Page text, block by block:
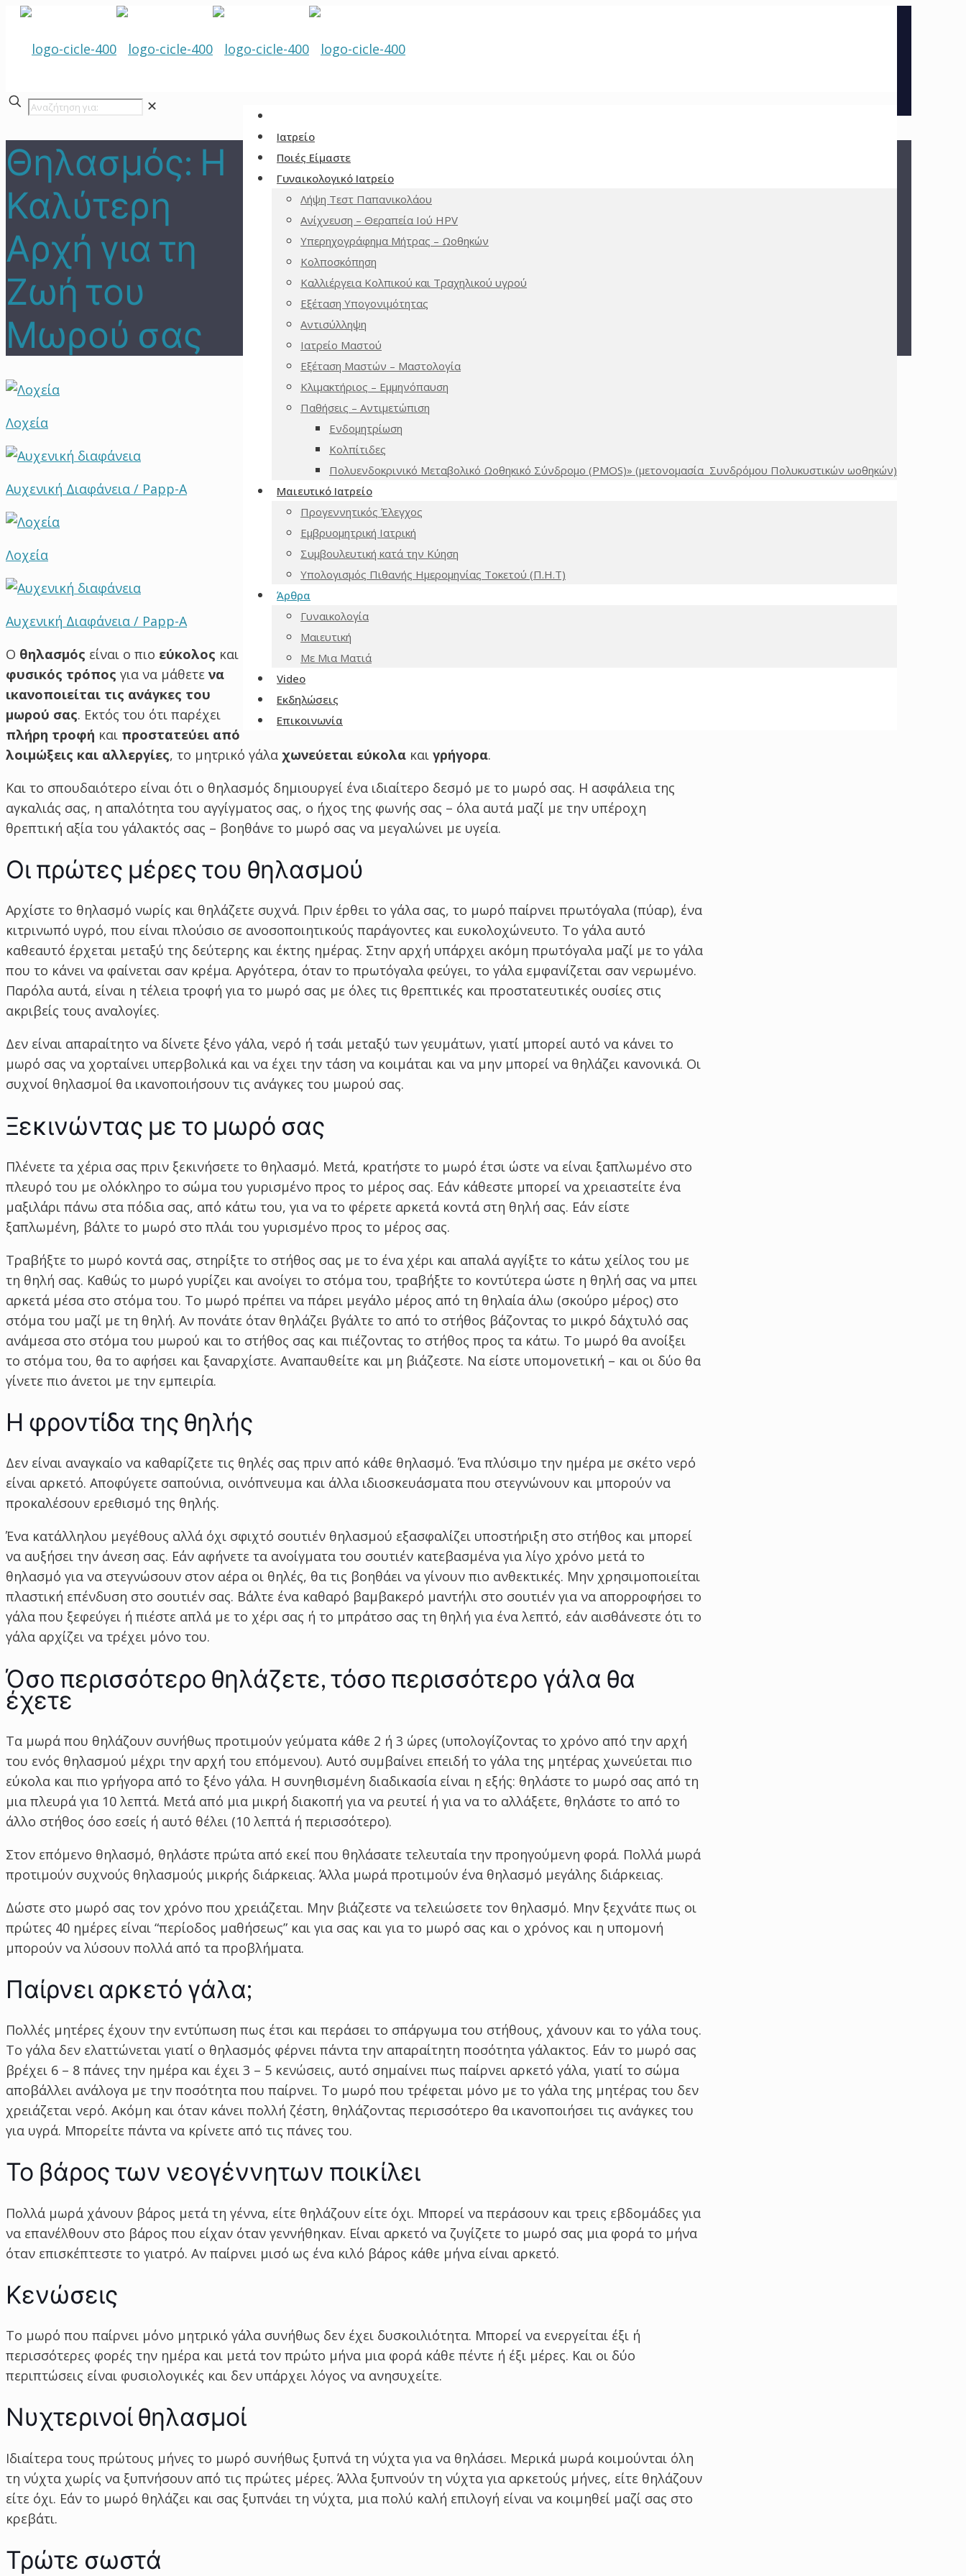
Ιατρείο
Ποιές Είμαστε
Γυναικολογικό Ιατρείο
Λήψη Τεστ Παπανικολάου
Ανίχνευση – Θεραπεία Ιού HPV
Υπερηχογράφημα Μήτρας – Ωοθηκών
Κολποσκόπηση
Καλλιέργεια Κολπικού και Τραχηλικού υγρού
Εξέταση Υπογονιμότητας
Αντισύλληψη
Ιατρείο Μαστού
Εξέταση Μαστών – Μαστολογία
Κλιμακτήριος – Εμμηνόπαυση
Παθήσεις – Αντιμετώπιση
Ενδομητρίωση
Κολπίτιδες
Πολυενδοκρινικό Μεταβολικό Ωοθηκικό Σύνδρομο (PMOS)» (μετονομασία Συνδρόμου Πολυκυστικών ωοθηκών)
Μαιευτικό Ιατρείο
Προγεννητικός Έλεγχος
Εμβρυομητρική Ιατρική
Συμβουλευτική κατά την Κύηση
Υπολογισμός Πιθανής Ημερομηνίας Τοκετού (Π.Η.Τ)
Άρθρα
Γυναικολογία
Μαιευτική
Με Μια Ματιά
Video
Εκδηλώσεις
Επικοινωνία
✕
Θηλασμός: Η
Καλύτερη
Αρχή για τη
Ζωή του
Μωρού σας
Λοχεία
Αυχενική Διαφάνεια / Papp-A
Λοχεία
Αυχενική Διαφάνεια / Papp-A
Ο θηλασμός είναι ο πιο εύκολος και
φυσικός τρόπος για να μάθετε να
ικανοποιείται τις ανάγκες του
μωρού σας. Εκτός του ότι παρέχει
πλήρη τροφή και προστατεύει από
λοιμώξεις και αλλεργίες, το μητρικό γάλα χωνεύεται εύκολα και γρήγορα.
Και το σπουδαιότερο είναι ότι ο θηλασμός δημιουργεί ένα ιδιαίτερο δεσμό με το μωρό σας. Η ασφάλεια της
αγκαλιάς σας, η απαλότητα του αγγίγματος σας, ο ήχος της φωνής σας – όλα αυτά μαζί με την υπέροχη
θρεπτική αξία του γάλακτός σας – βοηθάνε το μωρό σας να μεγαλώνει με υγεία.
Οι πρώτες μέρες του θηλασμού
Αρχίστε το θηλασμό νωρίς και θηλάζετε συχνά. Πριν έρθει το γάλα σας, το μωρό παίρνει πρωτόγαλα (πύαρ), ένα
κιτρινωπό υγρό, που είναι πλούσιο σε ανοσοποιητικούς παράγοντες και ευκολοχώνευτο. Το γάλα αυτό
καθεαυτό έρχεται μεταξύ της δεύτερης και έκτης ημέρας. Στην αρχή υπάρχει ακόμη πρωτόγαλα μαζί με το γάλα
που το κάνει να φαίνεται σαν κρέμα. Αργότερα, όταν το πρωτόγαλα φεύγει, το γάλα εμφανίζεται σαν νερωμένο.
Παρόλα αυτά, είναι η τέλεια τροφή για το μωρό σας με όλες τις θρεπτικές και προστατευτικές ουσίες στις
ακριβείς τους αναλογίες.
Δεν είναι απαραίτητο να δίνετε ξένο γάλα, νερό ή τσάι μεταξύ των γευμάτων, γιατί μπορεί αυτό να κάνει το
μωρό σας να χορταίνει υπερβολικά και να έχει την τάση να κοιμάται και να μην μπορεί να θηλάζει κανονικά. Οι
συχνοί θηλασμοί θα ικανοποιήσουν τις ανάγκες του μωρού σας.
Ξεκινώντας με το μωρό σας
Πλένετε τα χέρια σας πριν ξεκινήσετε το θηλασμό. Μετά, κρατήστε το μωρό έτσι ώστε να είναι ξαπλωμένο στο
πλευρό του με ολόκληρο το σώμα του γυρισμένο προς το μέρος σας. Εάν κάθεστε μπορεί να χρειαστείτε ένα
μαξιλάρι πάνω στα πόδια σας, από κάτω του, για να το φέρετε αρκετά κοντά στη θηλή σας. Εάν είστε
ξαπλωμένη, βάλτε το μωρό στο πλάι του γυρισμένο προς το μέρος σας.
Τραβήξτε το μωρό κοντά σας, στηρίξτε το στήθος σας με το ένα χέρι και απαλά αγγίξτε το κάτω χείλος του με
τη θηλή σας. Καθώς το μωρό γυρίζει και ανοίγει το στόμα του, τραβήξτε το κοντύτερα ώστε η θηλή σας να μπει
αρκετά μέσα στο στόμα του. Το μωρό πρέπει να πάρει μεγάλο μέρος από τη θηλαία άλω (σκούρο μέρος) στο
στόμα του μαζί με τη θηλή. Αν πονάτε όταν θηλάζει βγάλτε το από το στήθος βάζοντας το μικρό δάχτυλό σας
ανάμεσα στο στόμα του μωρού και το στήθος σας και πιέζοντας το στήθος προς τα κάτω. Το μωρό θα ανοίξει
το στόμα του, θα το αφήσει και ξαναρχίστε. Αναπαυθείτε και μη βιάζεστε. Να είστε υπομονετική – και οι δύο θα
γίνετε πιο άνετοι με την εμπειρία.
Η φροντίδα της θηλής
Δεν είναι αναγκαίο να καθαρίζετε τις θηλές σας πριν από κάθε θηλασμό. Ένα πλύσιμο την ημέρα με σκέτο νερό
είναι αρκετό. Αποφύγετε σαπούνια, οινόπνευμα και άλλα ιδιοσκευάσματα που στεγνώνουν και μπορούν να
προκαλέσουν ερεθισμό της θηλής.
Ένα κατάλληλου μεγέθους αλλά όχι σφιχτό σουτιέν θηλασμού εξασφαλίζει υποστήριξη στο στήθος και μπορεί
να αυξήσει την άνεση σας. Εάν αφήνετε τα ανοίγματα του σουτιέν κατεβασμένα για λίγο χρόνο μετά το
θηλασμό για να στεγνώσουν στον αέρα οι θηλές, θα τις βοηθάει να γίνουν πιο ανθεκτικές. Μην χρησιμοποιείται
πλαστική επένδυση στο σουτιέν σας. Βάλτε ένα καθαρό βαμβακερό μαντήλι στο σουτιέν για να απορροφήσει το
γάλα που ξεφεύγει ή πιέστε απλά με το χέρι σας ή το μπράτσο σας τη θηλή για ένα λεπτό, εάν αισθάνεστε ότι το
γάλα αρχίζει να τρέχει μόνο του.
Όσο περισσότερο θηλάζετε, τόσο περισσότερο γάλα θα
έχετε
Τα μωρά που θηλάζουν συνήθως προτιμούν γεύματα κάθε 2 ή 3 ώρες (υπολογίζοντας το χρόνο από την αρχή
του ενός θηλασμού μέχρι την αρχή του επόμενου). Αυτό συμβαίνει επειδή το γάλα της μητέρας χωνεύεται πιο
εύκολα και πιο γρήγορα από το ξένο γάλα. Η συνηθισμένη διαδικασία είναι η εξής: θηλάστε το μωρό σας από τη
μια πλευρά για 10 λεπτά. Μετά από μια μικρή διακοπή για να ρευτεί ή για να το αλλάξετε, θηλάστε το από το
άλλο στήθος όσο εσείς ή αυτό θέλει (10 λεπτά ή περισσότερο).
Στον επόμενο θηλασμό, θηλάστε πρώτα από εκεί που θηλάσατε τελευταία την προηγούμενη φορά. Πολλά μωρά
προτιμούν συχνούς θηλασμούς μικρής διάρκειας. Άλλα μωρά προτιμούν ένα θηλασμό μεγάλης διάρκειας.
Δώστε στο μωρό σας τον χρόνο που χρειάζεται. Μην βιάζεστε να τελειώσετε τον θηλασμό. Μην ξεχνάτε πως οι
πρώτες 40 ημέρες είναι “περίοδος μαθήσεως” και για σας και για το μωρό σας και ο χρόνος και η υπομονή
μπορούν να λύσουν πολλά από τα προβλήματα.
Παίρνει αρκετό γάλα;
Πολλές μητέρες έχουν την εντύπωση πως έτσι και περάσει το σπάργωμα του στήθους, χάνουν και το γάλα τους.
Το γάλα δεν ελαττώνεται γιατί ο θηλασμός φέρνει πάντα την απαραίτητη ποσότητα γάλακτος. Εάν το μωρό σας
βρέχει 6 – 8 πάνες την ημέρα και έχει 3 – 5 κενώσεις, αυτό σημαίνει πως παίρνει αρκετό γάλα, γιατί το σώμα
αποβάλλει ανάλογα με την ποσότητα που παίρνει. Το μωρό που τρέφεται μόνο με το γάλα της μητέρας του δεν
χρειάζεται νερό. Ακόμη και όταν κάνει πολλή ζέστη, θηλάζοντας περισσότερο θα ικανοποιήσει τις ανάγκες του
για υγρά. Μπορείτε πάντα να κρίνετε από τις πάνες του.
Το βάρος των νεογέννητων ποικίλει
Πολλά μωρά χάνουν βάρος μετά τη γέννα, είτε θηλάζουν είτε όχι. Μπορεί να περάσουν και τρεις εβδομάδες για
να επανέλθουν στο βάρος που είχαν όταν γεννήθηκαν. Είναι αρκετό να ζυγίζετε το μωρό σας μια φορά το μήνα
όταν επισκέπτεστε το γιατρό. Αν παίρνει μισό ως ένα κιλό βάρος κάθε μήνα είναι αρκετό.
Κενώσεις
Το μωρό που παίρνει μόνο μητρικό γάλα συνήθως δεν έχει δυσκοιλιότητα. Μπορεί να ενεργείται έξι ή
περισσότερες φορές την ημέρα και μετά τον πρώτο μήνα μια φορά κάθε πέντε ή έξι μέρες. Και οι δύο
περιπτώσεις είναι φυσιολογικές και δεν υπάρχει λόγος να ανησυχείτε.
Νυχτερινοί θηλασμοί
Ιδιαίτερα τους πρώτους μήνες το μωρό συνήθως ξυπνά τη νύχτα για να θηλάσει. Μερικά μωρά κοιμούνται όλη
τη νύχτα χωρίς να ξυπνήσουν από τις πρώτες μέρες. Άλλα ξυπνούν τη νύχτα για αρκετούς μήνες, είτε θηλάζουν
είτε όχι. Εάν το μωρό θηλάζει και σας ξυπνάει τη νύχτα, μια πολύ καλή επιλογή είναι να κοιμηθεί μαζί σας στο
κρεβάτι.
Τρώτε σωστά